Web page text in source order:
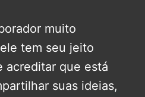
muito
tem seu jeito
acreditar que está
suas ideias,